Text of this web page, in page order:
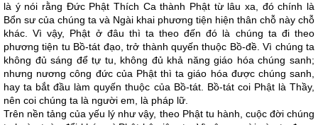
là ý nói rằng Đức Phật Thích Ca thành Phật từ lâu xa, đó chính là
Bổn sư của chúng ta và Ngài khai phương tiện hiện thân chỗ này chỗ
khác. Vì vậy, Phật ở đâu thì ta theo đến đó là chúng ta đi theo
phương tiện tu Bồ-tát đạo, trở thành quyến thuộc Bồ-đề. Vì chúng ta
không đủ sáng để tự tu, không đủ khả năng giáo hóa chúng sanh;
nhưng nương công đức của Phật thì ta giáo hóa được chúng sanh,
hay ta bắt đầu làm quyến thuộc của Bồ-tát. Bồ-tát coi Phật là Thầy,
nên coi chúng ta là người em, là pháp lữ.
Trên nền tảng của yếu lý như vậy, theo Phật tu hành, cuộc đời chúng